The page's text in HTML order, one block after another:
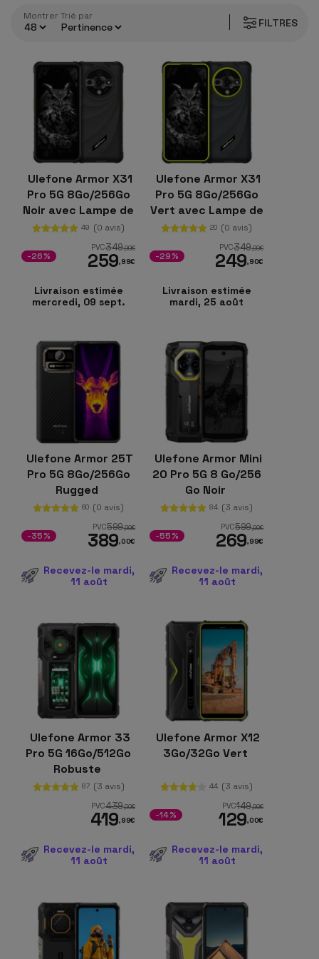
téléphones mobiles les plus résistants
actuellement, fabriqués avec des
coques robustes
protection maximale. Ainsi, lessmartphones
robustes Ulefone Armor
, tout en ayant un
soigné, offrent à leurs utilisateurs des performances
exceptionnelles et une durabilité exceptionnelle.
FILTRES
Montrer trié par
Ulefone Armor X31
Pro 5G 8Go/256Go
Noir avec Lampe de
Poche de 120lm
rugged
49 (0 avis)
PVC349,99€
259,99€
-26%
Livraison estimée
mercredi, 09 sept.
Ulefone Armor X31
Pro 5G 8Go/256Go
Vert avec Lampe de
Poche de 120lm
20 (0 avis)
PVC349,99€
249,90€
-29%
Livraison estimée
mardi, 25 août
Ulefone Armor 25T
Pro 5G 8Go/256Go
Rugged
60 (0 avis)
PVC599,99€
389,00€
-35%
Recevez-le mardi,
11 août
Ulefone Armor Mini
20 Pro 5G 8 Go/256
Go Noir
84 (3 avis)
PVC599,99€
269,99€
-55%
Recevez-le mardi,
11 août
Ulefone Armor 33
Pro 5G 16Go/512Go
Robuste
87 (3 avis)
PVC439,00€
419,99€
Recevez-le mardi,
11 août
Ulefone Armor X12
3Go/32Go Vert
44 (3 avis)
PVC149,99€
129,00€
-14%
Recevez-le mardi,
11 août